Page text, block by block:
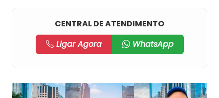
CENTRAL DE ATENDIMENTO
Ligar Agora
WhatsApp